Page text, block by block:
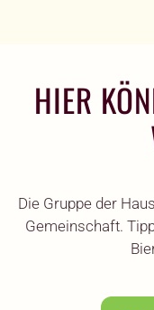
HIER
Die Gruppe der
Gemeinschaft.